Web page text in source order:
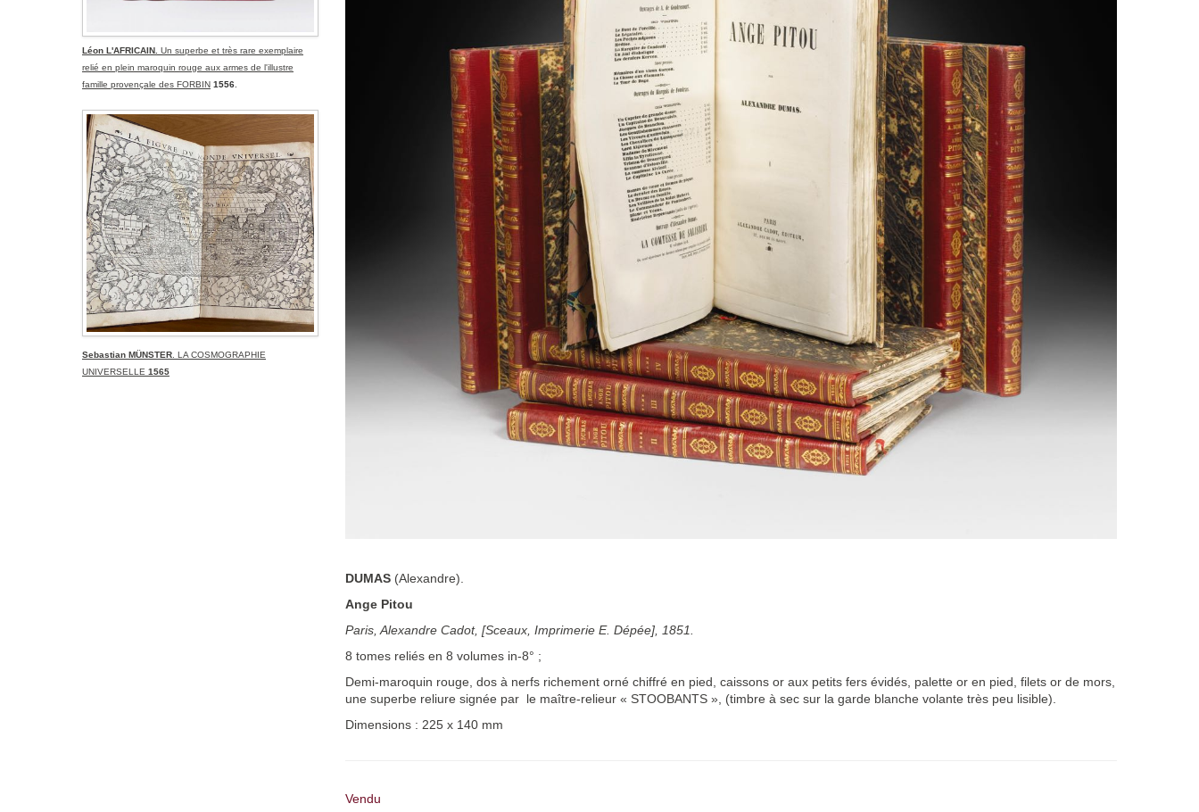
Léon L'AFRICAIN. Un superbe et très rare exemplaire
relié en plein maroquin rouge aux armes de l'illustre
famille provençale des FORBIN 1556
Sebastian MÜNSTER. LA COSMOGRAPHIE
UNIVERSELLE 1565
DUMAS (Alexandre).
Ange Pitou
Paris, Alexandre Cadot, [Sceaux, Imprimerie E. Dépée], 1851.
8 tomes reliés en 8 volumes in-8° ;
Demi-maroquin rouge, dos à nerfs richement orné chiffré en pied, caissons or aux petits fers évidés, palette or en pied, filets or de mors,
une superbe reliure signée par le maître-relieur « STOOBANTS », (timbre à sec sur la garde blanche volante très peu lisible).
Dimensions : 225 x 140 mm
Vendu